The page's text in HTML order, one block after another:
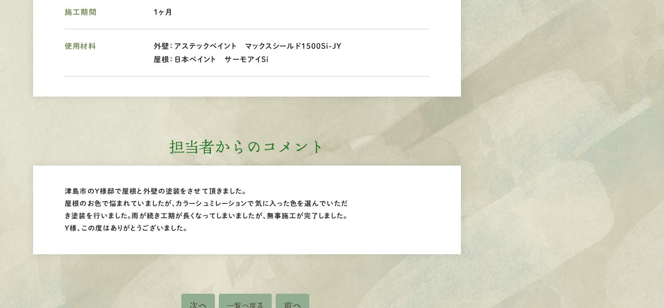
施工期間 １ヶ月
使用材料
外壁：アステックペイント マックスシールド1500Si-JY
屋根：日本ペイント サーモアイSi
担当者からのコメント
津島市のY様邸で屋根と外壁の塗装をさせて頂きました。
屋根のお色で悩まれていましたが、カラーシュミレーションで気に入った色を選んでいただ
き塗装を行いました。雨が続き工期が長くなってしまいましたが、無事施工が完了しました。
Y様、この度はありがとうございました。
次へ 一覧へ戻る 前へ